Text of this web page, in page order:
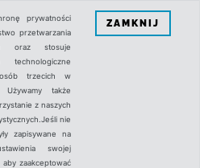
prywatności
przetwarzania
oraz stosuje
technologiczne
osób trzecich w
Używamy także
z naszych
nie
zapisywane na
swojej
aby zaakceptować
ZAMKNIJ